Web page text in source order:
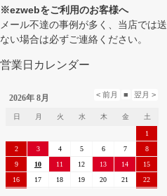
※ezwebをご利用のお客様へ
メール不達の事例が多く、当店では
ない場合は必ずご連絡ください。
営業日カレンダー